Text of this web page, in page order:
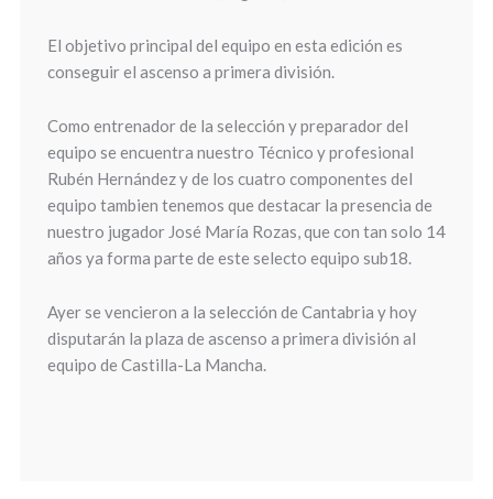
El objetivo principal del equipo en esta edición es
conseguir el ascenso a primera división.
Como entrenador de la selección y preparador del
equipo se encuentra nuestro Técnico y profesional
Rubén Hernández y de los cuatro componentes del
equipo tambien tenemos que destacar la presencia de
nuestro jugador José María Rozas, que con tan solo 14
años ya forma parte de este selecto equipo sub18.
Ayer se vencieron a la selección de Cantabria y hoy
disputarán la plaza de ascenso a primera división al
equipo de Castilla-La Mancha.